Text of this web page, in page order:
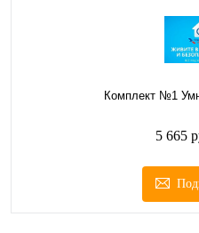
Комплект №1
5 665